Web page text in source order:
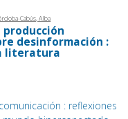
Cabús, Alba
producción
desinformación :
literatura
: reflexiones